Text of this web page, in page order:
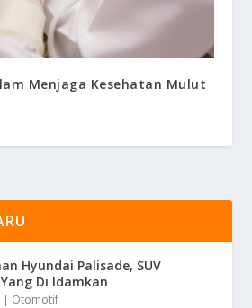
Menjaga Kesehatan Mulut
Hyundai Palisade, SUV
Di Idamkan
| Otomotif